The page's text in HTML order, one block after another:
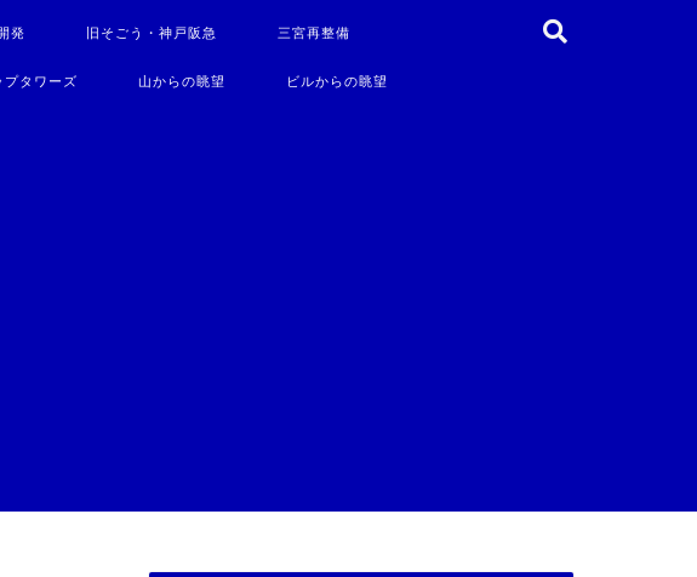
発 旧そごう・神戸阪急 三宮再整備
プタワーズ 山からの眺望 ビルからの眺望